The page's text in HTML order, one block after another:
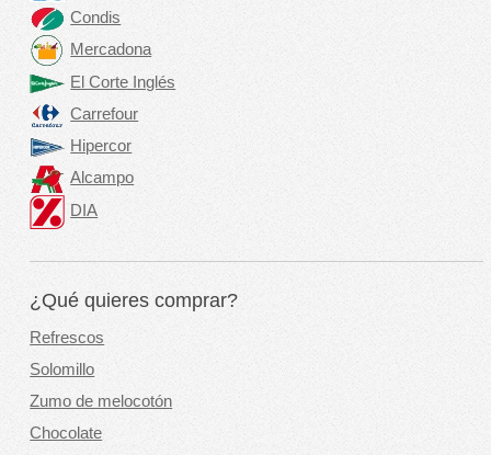
Condis
Mercadona
El Corte Inglés
Carrefour
Hipercor
Alcampo
DIA
¿Qué quieres comprar?
Refrescos
Solomillo
Zumo de melocotón
Chocolate